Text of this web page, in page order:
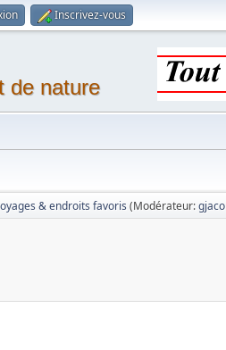
Inscrivez-vous
de nature
& endroits favoris (Modérateur: